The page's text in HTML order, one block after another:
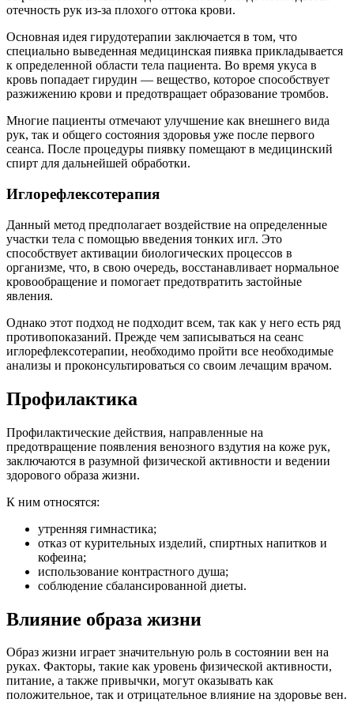
отечность рук из-за плохого оттока крови.
Основная идея гирудотерапии заключается в том, что
специально выведенная медицинская пиявка прикладывается
к определенной области тела пациента. Во время укуса в
кровь попадает гирудин — вещество, которое способствует
разжижению крови и предотвращает образование тромбов.
Многие пациенты отмечают улучшение как внешнего вида
рук, так и общего состояния здоровья уже после первого
сеанса. После процедуры пиявку помещают в медицинский
спирт для дальнейшей обработки.
Иглорефлексотерапия
Данный метод предполагает воздействие на определенные
участки тела с помощью введения тонких игл. Это
способствует активации биологических процессов в
организме, что, в свою очередь, восстанавливает нормальное
кровообращение и помогает предотвратить застойные
явления.
Однако этот подход не подходит всем, так как у него есть ряд
противопоказаний. Прежде чем записываться на сеанс
иглорефлексотерапии, необходимо пройти все необходимые
анализы и проконсультироваться со своим лечащим врачом.
Профилактика
Профилактические действия, направленные на
предотвращение появления венозного вздутия на коже рук,
заключаются в разумной физической активности и ведении
здорового образа жизни.
К ним относятся:
утренняя гимнастика;
отказ от курительных изделий, спиртных напитков и
кофеина;
использование контрастного душа;
соблюдение сбалансированной диеты.
Влияние образа жизни
Образ жизни играет значительную роль в состоянии вен на
руках. Факторы, такие как уровень физической активности,
питание, а также привычки, могут оказывать как
положительное, так и отрицательное влияние на здоровье вен.